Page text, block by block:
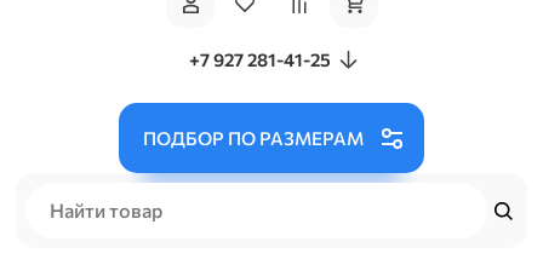
+7 927 281-41-25
ПОДБОР ПО РАЗМЕРАМ